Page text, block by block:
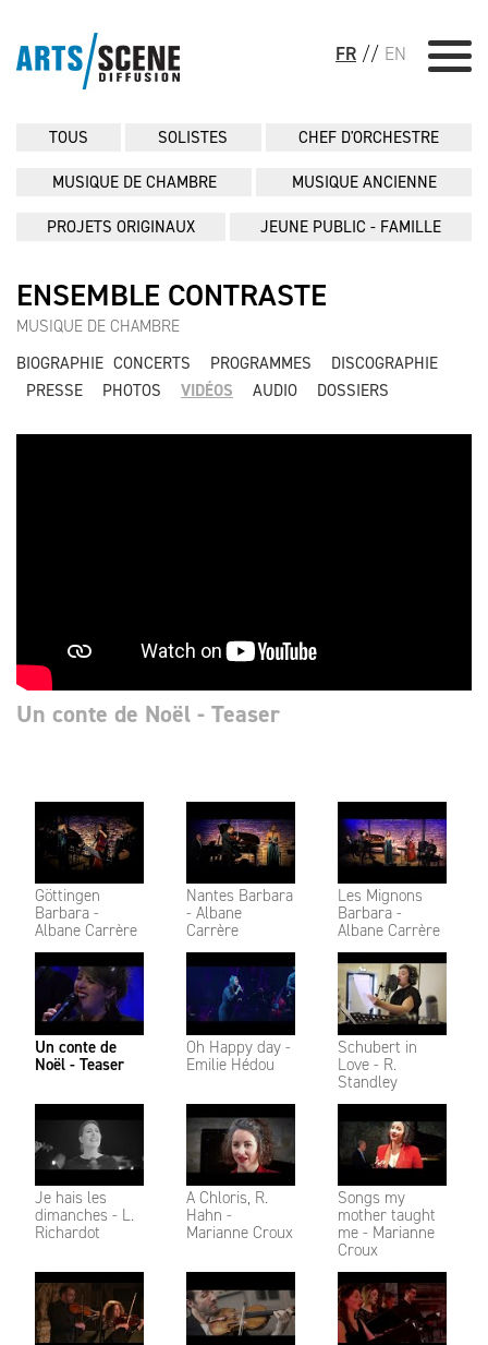
FR // EN
TOUS SOLISTES CHEF D'ORCHESTRE
MUSIQUE DE CHAMBRE MUSIQUE ANCIENNE
PROJETS ORIGINAUX JEUNE PUBLIC - FAMILLE
ENSEMBLE CONTRASTE
MUSIQUE DE CHAMBRE
BIOGRAPHIE CONCERTS PROGRAMMES
DISCOGRAPHIE
PRESSE
PHOTOS VIDÉOS AUDIO DOSSIERS
Göttingen
Barbara -
Albane Carrère
Nantes Barbara
- Albane
Carrère
Les Mignons
Barbara -
Albane Carrère
Un conte de
Noël - Teaser
Oh Happy day -
Emilie Hédou
Schubert in
Love - R.
Standley
Je hais les
dimanches - L.
Richardot
A Chloris, R.
Hahn -
Marianne Croux
Songs my
mother taught
me - Marianne
Croux
Un conte de Noël - Teaser